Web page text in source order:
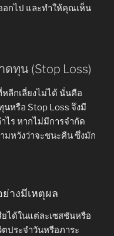
กไป และทำให้คุณเห็น
ทุน (Stop Loss)
ลีกเลี่ยงไม่ได้ นั่นคือ
นหรือ Stop Loss จึงมี
ไร หากไม่มีการจำกัด
มหวังว่าจะชนะคืน ซึ่งมัก
างมีเหตุผล
ได้ในแต่ละเซสชันหรือ
ประจำวันหรือภาระ